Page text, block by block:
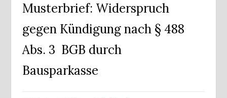
Musterbrief: Widerspruch
gegen Kündigung nach § 488
Abs. 3 BGB durch
Bausparkasse